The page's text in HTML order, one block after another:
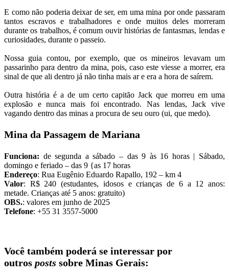
E como não poderia deixar de ser, em uma mina por onde passaram
tantos escravos e trabalhadores e onde muitos deles morreram
durante os trabalhos, é comum ouvir histórias de fantasmas, lendas e
curiosidades, durante o passeio.
Nossa guia contou, por exemplo, que os mineiros levavam um
passarinho para dentro da mina, pois, caso este viesse a morrer, era
sinal de que ali dentro já não tinha mais ar e era a hora de saírem.
Outra história é a de um certo capitão Jack que morreu em uma
explosão e nunca mais foi encontrado. Nas lendas, Jack vive
vagando dentro das minas a procura de seu ouro (ui, que medo).
Mina da Passagem de Mariana
Funciona: de segunda a sábado – das 9 às 16 horas | Sábado,
domingo e feriado – das 9 {as 17 horas
Endereço: Rua Eugênio Eduardo Rapallo, 192 – km 4
Valor: R$ 240 (estudantes, idosos e crianças de 6 a 12 anos:
metade. Crianças até 5 anos: gratuito)
OBS.: valores em junho de 2025
Telefone: +55 31 3557-5000
Você também poderá se interessar por
outros posts sobre Minas Gerais: